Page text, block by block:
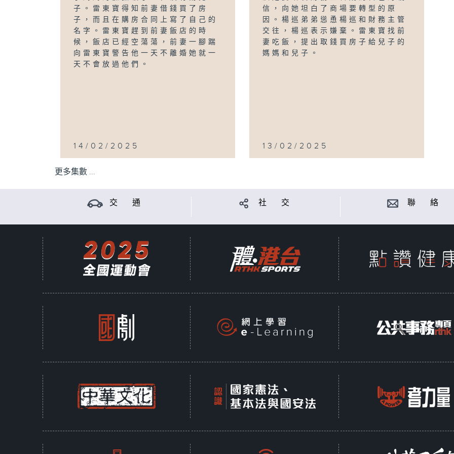
子。雷東寶得知前妻借錢買了房
子，而且在購房合同上寫了自己的
名字。雷東寶趕到前妻飯店的時
候，飯店已經空蕩蕩，前妻一腳踹
向雷東寶警告他一天不離婚她就一
天不會放過他們。
14/02/2025
信，向她坦白了商場要轉型的原
因。楊巡弟弟慫恿楊巡和財務主管
交往，楊巡表示嫌棄。雷東寶找前
妻吃飯，提出取錢買房子給兒子的
媽媽和兒子。
13/02/2025
更多集數 ...
交 通 社 交 聯 絡